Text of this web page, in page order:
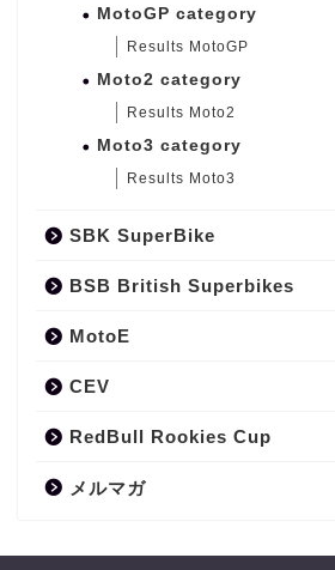
MotoGP category
Results MotoGP
Moto2 category
Results Moto2
Moto3 category
Results Moto3
SBK SuperBike
BSB British Superbikes
MotoE
CEV
RedBull Rookies Cup
メルマガ